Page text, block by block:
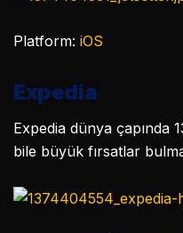
Platform: iOS
Expedia
Expedia dünya çapında
bile büyük fırsatlar